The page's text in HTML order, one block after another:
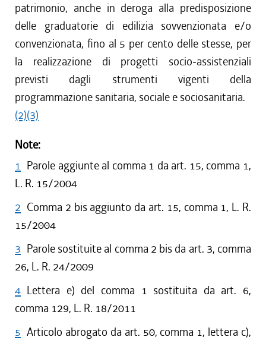
patrimonio, anche in deroga alla predisposizione
delle graduatorie di edilizia sovvenzionata e/o
convenzionata, fino al 5 per cento delle stesse, per
la realizzazione di progetti socio-assistenziali
previsti dagli strumenti vigenti della
programmazione sanitaria, sociale e sociosanitaria.
(2)(3)
Note:
1 Parole aggiunte al comma 1 da art. 15, comma 1,
L. R. 15/2004
2 Comma 2 bis aggiunto da art. 15, comma 1, L. R.
15/2004
3 Parole sostituite al comma 2 bis da art. 3, comma
26, L. R. 24/2009
4 Lettera e) del comma 1 sostituita da art. 6,
comma 129, L. R. 18/2011
5 Articolo abrogato da art. 50, comma 1, lettera c),